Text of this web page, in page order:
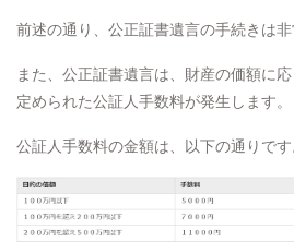
前述の通り、公正証書遺言の手続きは非
また、公正証書遺言は、財産の価額に
定められた公証人手数料が発生します。
公証人手数料の金額は、以下の通りです